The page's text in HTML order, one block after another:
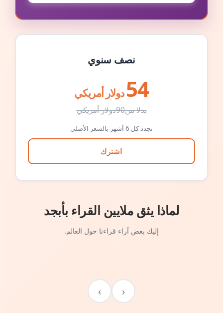
نصف سنوي
54 دولار أمريكي
بدلا من90دولار أمريكي
تجدد كل 6 أشهر بالسعر الأصلي
اشترك
لماذا يثق ملايين القراء بأبجد
إليك بعض آراء قراءنا حول العالم.
‹
›